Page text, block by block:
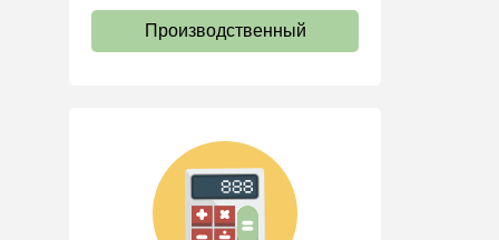
Пенсии
Трудовые книжки
Кадровые документы и
образцы
Производственный